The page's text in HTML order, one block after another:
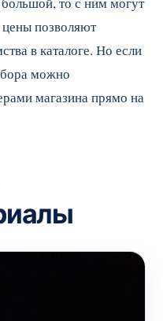
позволяют
в каталоге. Но если
можно
магазина прямо на